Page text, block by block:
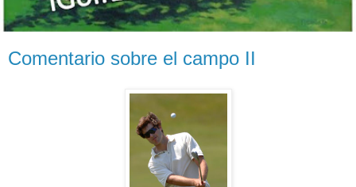
Comentario sobre el campo II